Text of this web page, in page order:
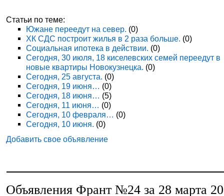
Статьи по теме:
Южане переедут на север. (0)
ХК СДС построит жилья в 2 раза больше. (0)
Социальная ипотека в действии. (0)
Сегодня, 30 июля, 18 киселевских семей переедут в
новые квартиры Новокузнецка. (0)
Сегодня, 25 августа. (0)
Сегодня, 19 июня… (0)
Сегодня, 18 июня… (5)
Сегодня, 11 июня… (0)
Сегодня, 10 февраля… (0)
Сегодня, 10 июня. (0)
Добавить свое объявление
Объявления Франт №24 за 28 марта